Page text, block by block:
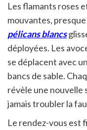
Les flamants roses
mouvantes,
pélicans blancs
déployées. Les
se déplacent avec
bancs de sable.
révèle une nouvelle
jamais troubler la
Le rendez-vous est